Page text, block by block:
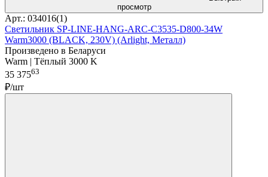
просмотр
Арт.: 034016(1)
Светильник SP-LINE-HANG-ARC-C3535-D800-34W
Warm3000 (BLACK, 230V) (Arlight, Металл)
Произведено в Беларуси
Warm | Тёплый 3000 K
35 37563
₽/шт